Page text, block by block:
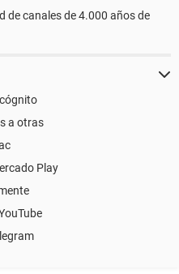
de canales de 4.000 años de
a otras
Play